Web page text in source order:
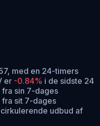
med en 24-timers
er -0.84% i de sidste 24
fra sin 7-dages
fra sit 7-dages
udbud af